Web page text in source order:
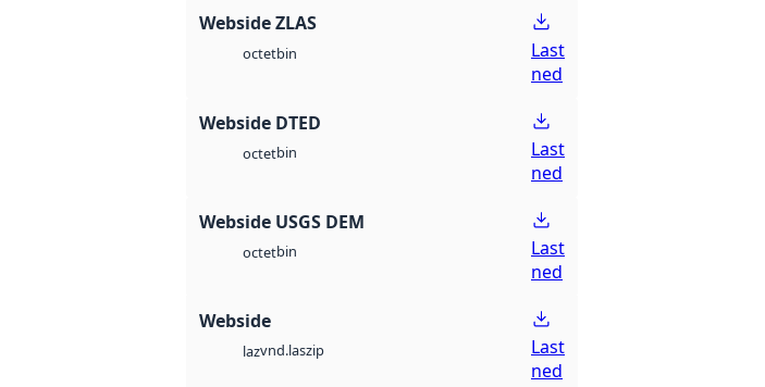
Webside ZLAS
octetbin
Last
ned
Webside DTED
octetbin
Last
ned
Webside USGS DEM
octetbin
Last
ned
Webside
lazvnd.laszip
Last
ned